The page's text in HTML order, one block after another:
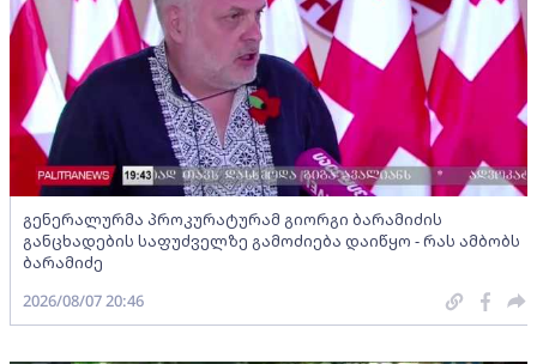
გენერალურმა პროკურატურამ გიორგი ბარამიძის
განცხადების საფუძველზე გამოძიება დაიწყო - რას ამბობს
ბარამიძე
2026/08/07 20:46